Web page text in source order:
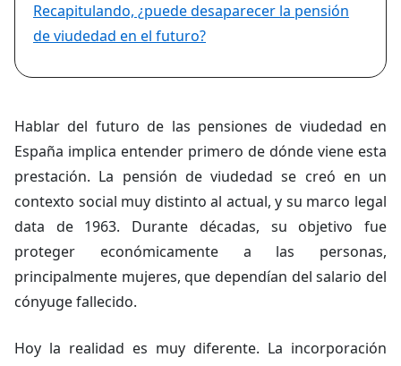
Recapitulando, ¿puede desaparecer la pensión
de viudedad en el futuro?
Hablar del futuro de las pensiones de viudedad en
España implica entender primero de dónde viene esta
prestación. La pensión de viudedad se creó en un
contexto social muy distinto al actual, y su marco legal
data de 1963. Durante décadas, su objetivo fue
proteger económicamente a las personas,
principalmente mujeres, que dependían del salario del
cónyuge fallecido.
Hoy la realidad es muy diferente. La incorporación